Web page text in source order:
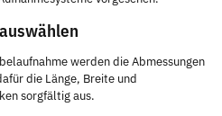
werden die Abmessungen
die Länge, Breite und
sorgfältig aus.